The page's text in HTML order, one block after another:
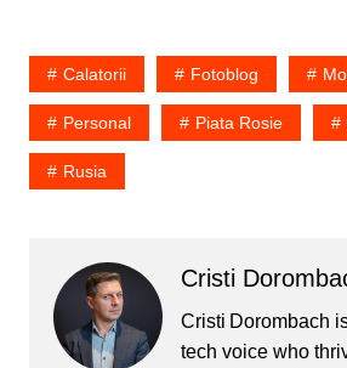
drepturile si cer ceva.
Astept sa vedem si cum
isi vor pune corturile…
Calatorii Fotoblog
Personal Piata Rosie
Rusia
Cristi
Cristi Dorombach
tech voice who